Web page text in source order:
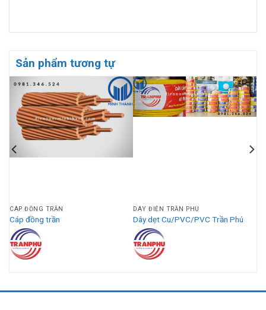
Sản phẩm tương tự
CÁP ĐỒNG TRẦN
Cáp đồng trần
DÂY ĐIỆN TRẦN PHÚ
Dây dẹt Cu/PVC/PVC Trần Phú